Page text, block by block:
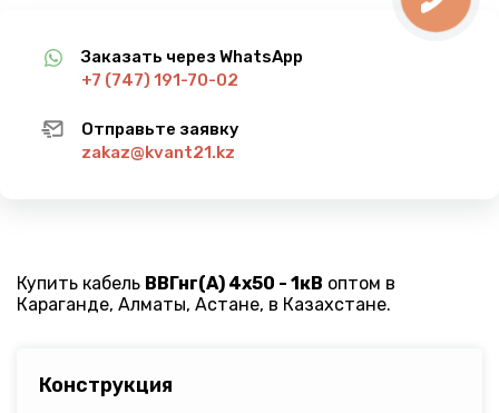
Заказать через WhatsApp
+7 (747) 191-70-02
Отправьте заявку
zakaz@kvant21.kz
Купить кабель ВВГнг(A) 4х50 - 1кВ оптом в
Караганде, Алматы, Астане, в Казахстане.
Конструкция